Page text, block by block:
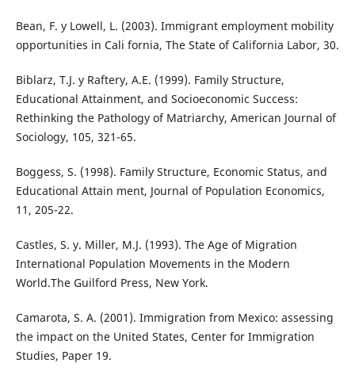
Bean, F. y Lowell, L. (2003). Immigrant employment mobility
opportunities in Cali fornia, The State of California Labor, 30.
Biblarz, T.J. y Raftery, A.E. (1999). Family Structure,
Educational Attainment, and Socioeconomic Success:
Rethinking the Pathology of Matriarchy, American Journal of
Sociology, 105, 321-65.
Boggess, S. (1998). Family Structure, Economic Status, and
Educational Attain ment, Journal of Population Economics,
11, 205-22.
Castles, S. y. Miller, M.J. (1993). The Age of Migration
International Population Movements in the Modern
World.The Guilford Press, New York.
Camarota, S. A. (2001). Immigration from Mexico: assessing
the impact on the United States, Center for Immigration
Studies, Paper 19.